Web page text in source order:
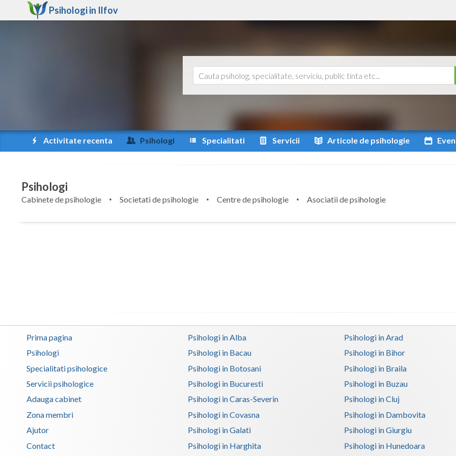
Psihologi in Ilfov
Activitate recenta Psihologi Specialitati Servicii Articole de psihologie
Psihologi
Cabinete de psihologie Societati de psihologie Centre de psihologie
Asociatii de psihologie
Prima pagina
Psihologi
Specialitati psihologice
Servicii psihologice
Adauga cabinet
Zona membri
Ajutor
Contact
Psihologi in Alba Psihologi in Arad
Psihologi in Bacau
Psihologi in Bihor
Psihologi in Botosani
Psihologi in Braila
Psihologi in Bucuresti
Psihologi in Buzau
Psihologi in Caras-Severin
Psihologi in Cluj
Psihologi in Covasna
Psihologi in Dambovita
Psihologi in Galati
Psihologi in Giurgiu
Psihologi in Harghita
Psihologi in Hunedoara